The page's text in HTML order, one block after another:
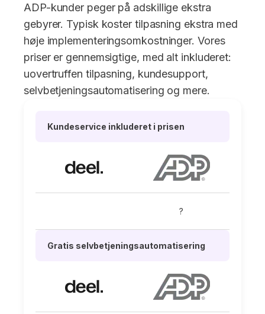
ADP-kunder peger på adskillige ekstra
gebyrer. Typisk koster tilpasning ekstra med
høje implementeringsomkostninger. Vores
priser er gennemsigtige, med alt inkluderet:
uovertruffen tilpasning, kundesupport,
selvbetjeningsautomatisering og mere.
Kundeservice inkluderet i prisen
?
Gratis selvbetjeningsautomatisering